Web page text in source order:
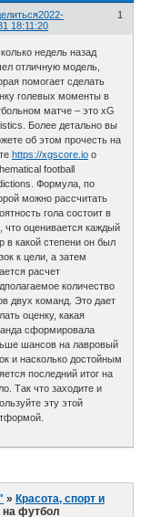
1
2022-
18:11:20
недель назад
отличную модель,
помогает сделать
голевых моменты в
матче – это xG
Более детально вы
об этом прочесть на
https://xgscore.io о
football
Формула, по
можно рассчитать
гола состоит в
что оценивается каждый
в какой степени он был
к цели, а затем
расчет
количество
двух команд. Это дает
оценку, какая
сформировала
шансов на лавровый
и насколько достойным
последний итог на
Так что заходите и
эту этой
»Красота, спорт и
на футбол